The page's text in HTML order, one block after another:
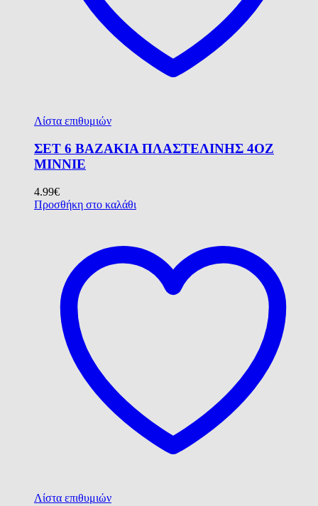
Λίστα επιθυμιών
ΣΕΤ 6 ΒΑΖΑΚΙΑ ΠΛΑΣΤΕΛΙΝΗΣ 4OZ
MINNIE
4.99€
Προσθήκη στο καλάθι
Λίστα επιθυμιών